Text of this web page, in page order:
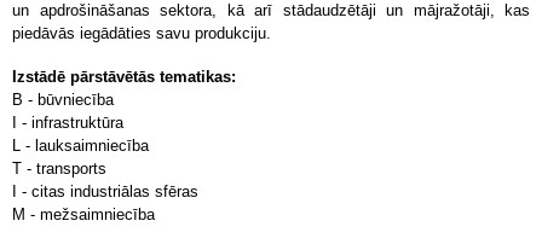
un apdrošināšanas sektora, kā arī stādaudzētāji un mājražotāji, kas
piedāvās iegādāties savu produkciju.
Izstādē pārstāvētās tematikas:
B - būvniecība
I - infrastruktūra
L - lauksaimniecība
T - transports
I - citas industriālas sfēras
M - mežsaimniecība